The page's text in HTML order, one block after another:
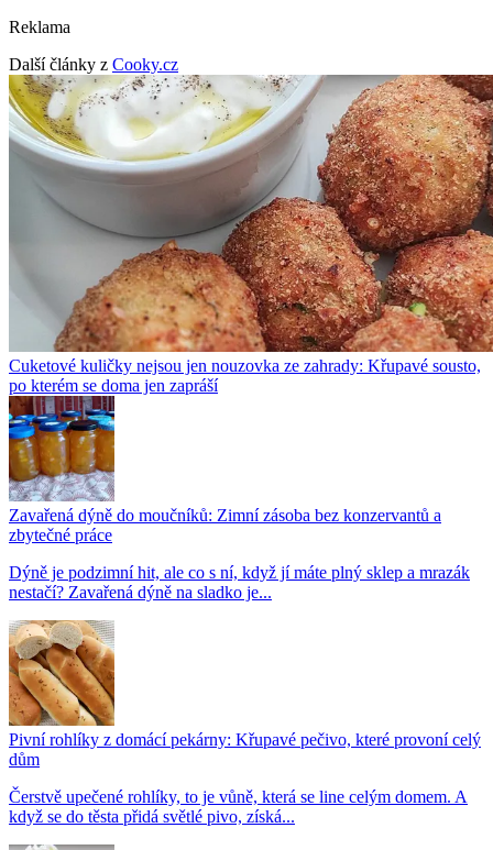
Reklama
Další články z Cooky.cz
Cuketové kuličky nejsou jen nouzovka ze zahrady: Křupavé sousto,
po kterém se doma jen zapráší
Zavařená dýně do moučníků: Zimní zásoba bez konzervantů a
zbytečné práce
Dýně je podzimní hit, ale co s ní, když jí máte plný sklep a mrazák
nestačí? Zavařená dýně na sladko je...
Pivní rohlíky z domácí pekárny: Křupavé pečivo, které provoní celý
dům
Čerstvě upečené rohlíky, to je vůně, která se line celým domem. A
když se do těsta přidá světlé pivo, získá...